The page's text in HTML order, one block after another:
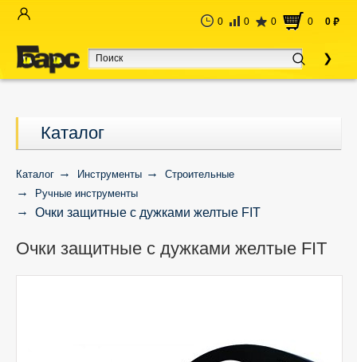
0 0 0 0 0 руб
Каталог
Каталог Инструменты
Строительные
Ручные инструменты
Очки защитные с дужками желтые FIT
Очки защитные с дужками желтые FIT